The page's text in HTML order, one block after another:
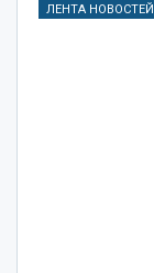
ЛЕНТА НОВОСТЕЙ